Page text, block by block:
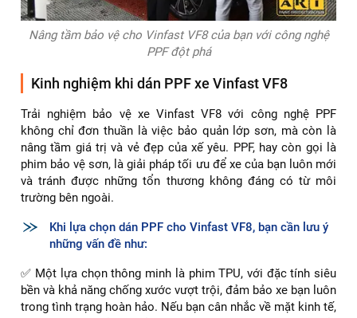
Nâng tầm bảo vệ cho Vinfast VF8 của bạn với công nghệ
PPF đột phá
Kinh nghiệm khi dán PPF xe Vinfast VF8
Trải nghiệm bảo vệ xe Vinfast VF8 với công nghệ PPF
không chỉ đơn thuần là việc bảo quản lớp sơn, mà còn là
nâng tầm giá trị và vẻ đẹp của xế yêu. PPF, hay còn gọi là
phim bảo vệ sơn, là giải pháp tối ưu để xe của bạn luôn mới
và tránh được những tổn thương không đáng có từ môi
trường bên ngoài.
Khi lựa chọn dán PPF cho Vinfast VF8, bạn cần lưu ý
những vấn đề như:
✅ Một lựa chọn thông minh là phim TPU, với đặc tính siêu
bền và khả năng chống xước vượt trội, đảm bảo xe bạn luôn
trong tình trạng hoàn hảo. Nếu bạn cân nhắc về mặt kinh tế,